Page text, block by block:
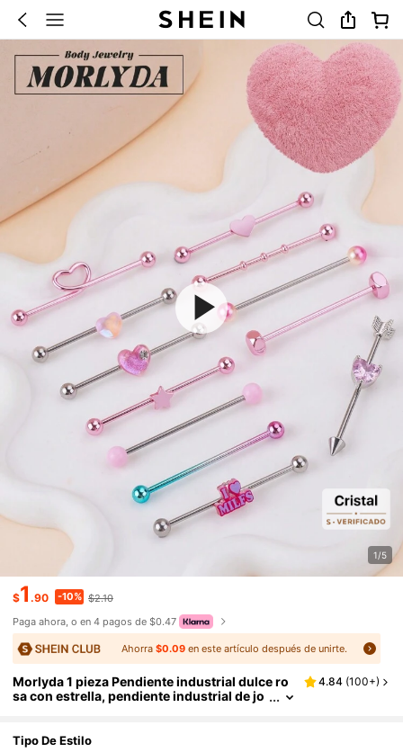
1/5
$1.90 -10% $2.10
Paga ahora, o en 4 pagos de $0.47
Ahorra$0.09 en este artículo después de unirte.
Morlyda 1 pieza Pendiente industrial dulce ro
sa con estrella, pendiente industrial de jo
ara perforación del cartílago, hélice, regalo pa
4.84 (100+)
Tipo De Estilo